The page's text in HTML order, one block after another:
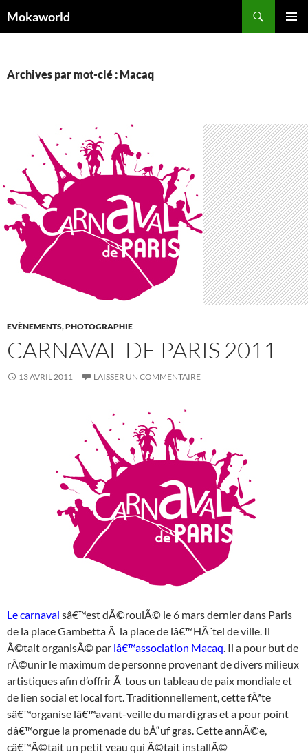
auMokaworld
Archives par mot-clé : Macaq
EVÈNEMENTS,PHOTOGRAPHIE
CARNAVAL DE PARIS 2011
13 AVRIL 2011 LAISSER UN COMMENTAIRE
Le carnaval sâ€™est dÃ©roulÃ© le 6 mars dernier dans Paris
de la place Gambetta Ã la place de lâ€™HÃ´tel de ville. Il
Ã©tait organisÃ© par lâ€™association Macaq. Il a pour but de
rÃ©unir le maximum de personne provenant de divers milieux
artistiques afin d’offrir Ã tous un tableau de paix mondiale et
de lien social et local fort. Traditionnellement, cette fÃªte
sâ€™organise lâ€™avant-veille du mardi gras et a pour point
dâ€™orgue la promenade du bÅ“uf gras. Cette annÃ©e,
câ€™Ã©tait un petit veau qui Ã©tait installÃ©